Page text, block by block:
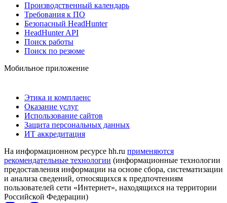
Производственный календарь
Требования к ПО
Безопасный HeadHunter
HeadHunter API
Поиск работы
Поиск по резюме
Мобильное приложение
Этика и комплаенс
Оказание услуг
Использование сайтов
Защита персональных данных
ИТ аккредитация
На информационном ресурсе hh.ru применяются
рекомендательные технологии (информационные технологии
предоставления информации на основе сбора, систематизации
и анализа сведений, относящихся к предпочтениям
пользователей сети «Интернет», находящихся на территории
Российской Федерации)